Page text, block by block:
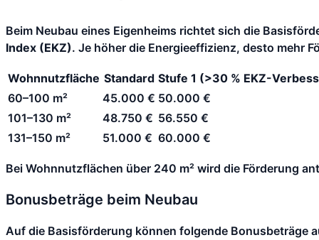
Beim Neubau eines Eigenheims richtet sich die
Index (EKZ). Je höher die Energieeffizienz, desto mehr
Wohnnutzfläche Standard Stufe 1 (>30 % EKZ-
60–100 m²
45.000 € 50.000 €
101–130 m²
48.750 € 56.550 €
131–150 m²
51.000 € 60.000 €
Bei Wohnnutzflächen über 240 m² wird die Förderung
Bonusbeträge beim Neubau
Auf die Basisförderung können folgende Bonusbeträge